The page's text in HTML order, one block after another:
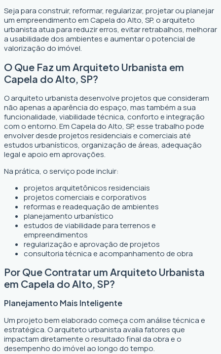
Seja para construir, reformar, regularizar, projetar ou planejar
um empreendimento em Capela do Alto, SP, o arquiteto
urbanista atua para reduzir erros, evitar retrabalhos, melhorar
a usabilidade dos ambientes e aumentar o potencial de
valorização do imóvel.
O Que Faz um Arquiteto Urbanista em
Capela do Alto, SP?
O arquiteto urbanista desenvolve projetos que consideram
não apenas a aparência do espaço, mas também a sua
funcionalidade, viabilidade técnica, conforto e integração
com o entorno. Em Capela do Alto, SP, esse trabalho pode
envolver desde projetos residenciais e comerciais até
estudos urbanísticos, organização de áreas, adequação
legal e apoio em aprovações.
Na prática, o serviço pode incluir:
projetos arquitetônicos residenciais
projetos comerciais e corporativos
reformas e readequação de ambientes
planejamento urbanístico
estudos de viabilidade para terrenos e
empreendimentos
regularização e aprovação de projetos
consultoria técnica e acompanhamento de obra
Por Que Contratar um Arquiteto Urbanista
em Capela do Alto, SP?
Planejamento Mais Inteligente
Um projeto bem elaborado começa com análise técnica e
estratégica. O arquiteto urbanista avalia fatores que
impactam diretamente o resultado final da obra e o
desempenho do imóvel ao longo do tempo.